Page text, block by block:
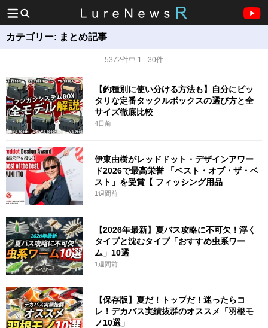
カテゴリー: まとめ記事
5372件中 1 - 30件
【釣種別に使い分ける方法も】自分にピッ
タリな定番タックルボックスの選び方と全
サイズ徹底比較
4日前
伊東由樹がレッドドット・デザインアワー
ド2026で最高栄誉 「ベスト・オブ・ザ・ベ
スト」を受賞【 フィッシング用品
1週間前
【2026年最新】夏バス攻略に不可欠！浮く
タイプと沈むタイプ「おすすめ虫系ワー
ム」10選
1週間前
【保存版】夏だ！トップだ！迷ったらコ
レ！デカバス実績抜群のオススメ「羽根モ
ノ10選」